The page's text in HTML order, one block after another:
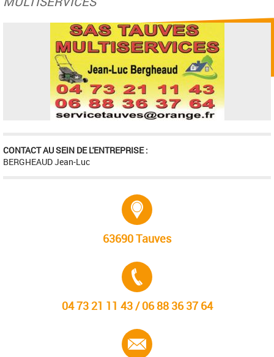
CONTACT AU SEIN DE L'ENTREPRISE :
BERGHEAUD Jean-Luc
63690 Tauves
04 73 21 11 43 / 06 88 36 37 64